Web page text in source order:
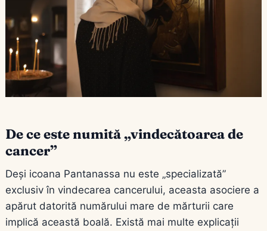
De ce este numită „vindecătoarea de
cancer”
Deși icoana Pantanassa nu este „specializată”
exclusiv în vindecarea cancerului, aceasta asociere a
apărut datorită numărului mare de mărturii care
implică această boală. Există mai multe explicații